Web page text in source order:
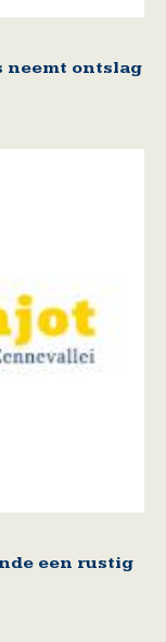
neemt ontslag
een rustig